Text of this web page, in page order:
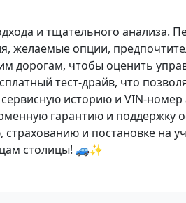
и тщательного анализа.
желаемые опции,
дорогам, чтобы оценить
тест-драйв, что
историю и VIN-
гарантию и поддержку
и постановке на
столицы! 🚙✨